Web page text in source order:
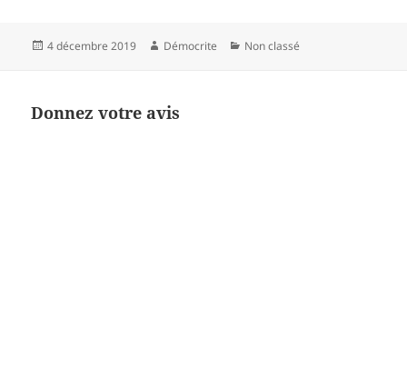
Publié
4 décembre 2019 Auteur
Démocrite Catégories
Non classé
Donnez votre avis